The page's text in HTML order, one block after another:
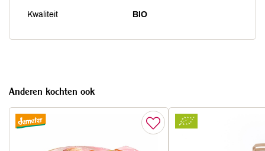
Kwaliteit BIO
Anderen kochten ook